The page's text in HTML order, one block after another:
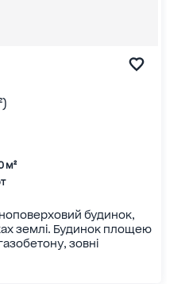
м²
будинок,
землі. Будинок площею
зовні